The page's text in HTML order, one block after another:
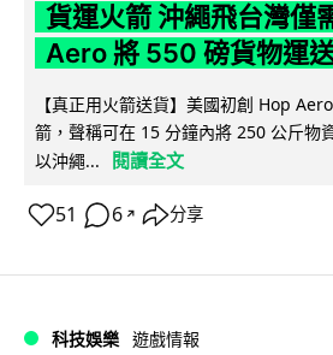
貨運火箭 沖繩飛台灣僅
Aero 將 550 磅貨物運
【真正用火箭送貨】美國初創 Hop
箭，聲稱可在 15 分鐘內將 250 公斤物
以沖繩...
閱讀全文
51 6 ↗ 分享
科技娛樂 遊戲情報